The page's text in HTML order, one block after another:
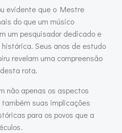
evidente que o Mestre
do que um músico
um pesquisador dedicado e
Seus anos de estudo
revelam uma compreensão
rota.
não apenas os aspectos
suas implicações
para os povos que a